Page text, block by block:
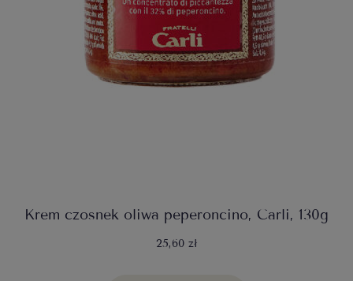
Krem czosnek oliwa peperoncino, Carli, 130g
25,60 zł